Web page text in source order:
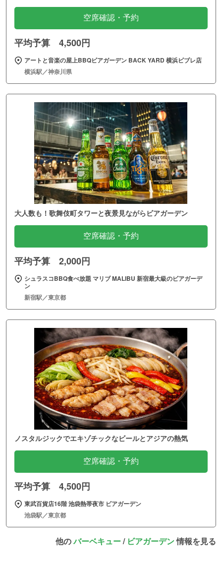
空席確認・予約
平均予算 4,500円
アートと音楽の屋上BBQビアガーデン BACK YARD 横浜ビブレ店
横浜駅／神奈川県
大人数も！歌舞伎町タワーと夜景見ながらビアガーデン
空席確認・予約
平均予算 2,000円
シュラスコBBQ食べ放題 マリブ MALIBU 新宿最大級のビアガーデ
ン
新宿駅／東京都
ノスタルジックでエキゾチックなビールとアジアの熱気
空席確認・予約
平均予算 4,500円
東武百貨店16階 池袋熱帯夜市 ビアガーデン
池袋駅／東京都
他のバーベキュー/ ビアガーデン情報を見る